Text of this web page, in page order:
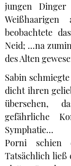
jungen
beobachtete
Neid; ...na
des Alten
Sabin
dicht ihren
übersehen,
gefährliche
Symphatie…
Porni schien
Tatsächlich ließ